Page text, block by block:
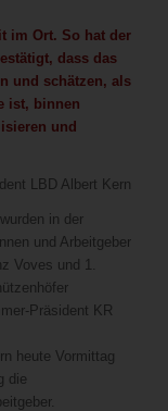
im Ort. So hat der
dass das
und schätzen, als
ist, binnen
und
LBD Albert Kern
in der
und Arbeitgeber
Voves und 1.
Präsident KR
heute Vormittag
die